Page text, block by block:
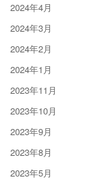
2024年4月
2024年3月
2024年2月
2024年1月
2023年11月
2023年10月
2023年9月
2023年8月
2023年5月